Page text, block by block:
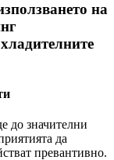
на
до значителни
да
превантивно.